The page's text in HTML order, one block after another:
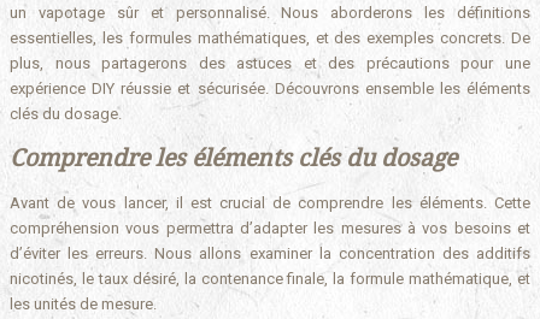
un vapotage sûr et personnalisé. Nous aborderons les définitions
essentielles, les formules mathématiques, et des exemples concrets. De
plus, nous partagerons des astuces et des précautions pour une
expérience DIY réussie et sécurisée. Découvrons ensemble les éléments
clés du dosage.
Comprendre les éléments clés du dosage
Avant de vous lancer, il est crucial de comprendre les éléments. Cette
compréhension vous permettra d’adapter les mesures à vos besoins et
d’éviter les erreurs. Nous allons examiner la concentration des additifs
nicotinés, le taux désiré, la contenance finale, la formule mathématique, et
les unités de mesure.